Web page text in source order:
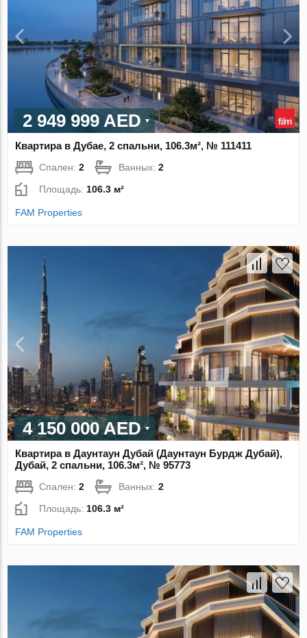
2 949 999 AED
Квартира в Дубае, 2 спальни, 106.3м², № 111411
Спален:2 Ванных:2
Площадь: 106.3 м²
FAM Properties
4 150 000 AED
Квартира в Даунтаун Дубай (Даунтаун Бурдж Дубай),
Дубай, 2 спальни, 106.3м², № 95773
Спален:2 Ванных:2
Площадь: 106.3 м²
FAM Properties